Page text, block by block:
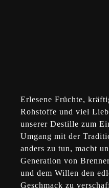
Erlesene Früchte,
Rohstoffe und viel
unserer Destille zum
Umgang mit der
anders zu tun, macht
Generation von
und dem Willen den
Geschmack zu